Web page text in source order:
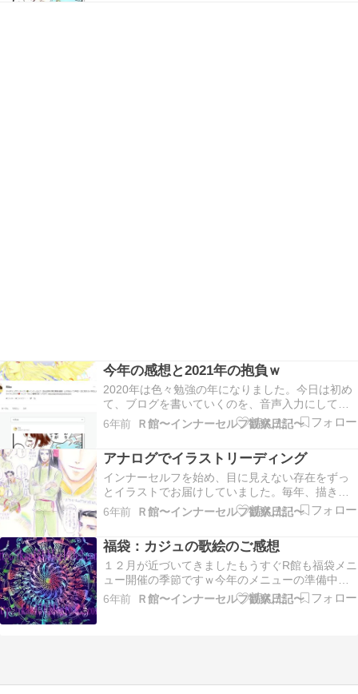
今年の感想と2021年の抱負ｗ
2020年は色々勉強の年になりました。今日は初め
て、ブログを書いていくのを、音声入力にしてみ
ました！（文字は足しましたがｗ）Googleのドキ
ュメントという所のツールにそういう機能がある
すね！毎日毎日たくさんの新しい知識、新しい
テ…
6年前 Ｒ館〜インナーセルフ観察日記〜
アナログでイラストリーディング
インナーセルフを始め、目に見えない存在をずっ
とイラストでお届けしていました。毎年、描き方
やメッセージのお届けの仕方を変えてきました。
デジタル導入してから、めっきり水彩画を描く事
アナログ水彩で描いていきたい！！！」と思いイ
ラストリーデ…
6年前 Ｒ館〜インナーセルフ観察日記〜
福袋：カジュの歌絵のご感想
１２月が近づいてきましたもうすぐR館も福袋メニ
ュー開催の季節ですｗ今年のメニューの準備中で
す(*´ω｀*)💕今年はイラストリーディングをアナロ
グの水彩にしようと思います！今から描かせて頂
6年前 Ｒ館〜インナーセルフ観察日記〜